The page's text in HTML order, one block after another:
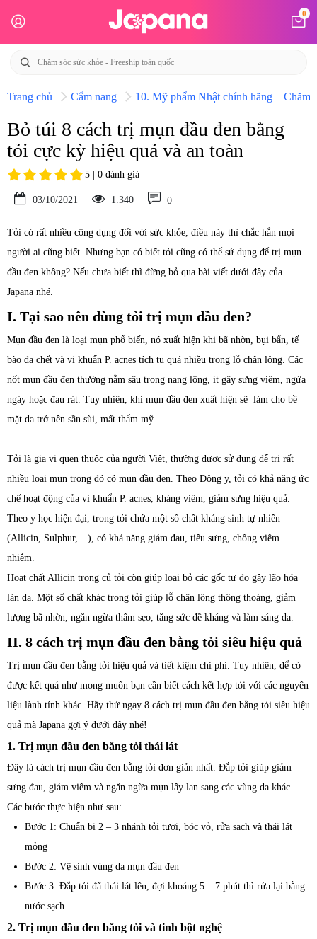
0
Trang chủ Cẩm nang 10. Mỹ phẩm Nhật chính hãng – Chăm
Bỏ túi 8 cách trị mụn đầu đen bằng
tỏi cực kỳ hiệu quả và an toàn
5 | 0 đánh giá
03/10/2021 1.340 0
Tỏi có rất nhiều công dụng đối với sức khỏe, điều này thì chắc hẳn mọi
người ai cũng biết. Nhưng bạn có biết tỏi cũng có thể sử dụng để trị mụn
đầu đen không? Nếu chưa biết thì đừng bỏ qua bài viết dưới đây của
Japana nhé.
I. Tại sao nên dùng tỏi trị mụn đầu đen?
Mụn đầu đen là loại mụn phổ biến, nó xuất hiện khi bã nhờn, bụi bẩn, tế
bào da chết và vi khuẩn P. acnes tích tụ quá nhiều trong lỗ chân lông. Các
nốt mụn đầu đen thường nằm sâu trong nang lông, ít gây sưng viêm, ngứa
ngáy hoặc đau rát. Tuy nhiên, khi mụn đầu đen xuất hiện sẽ làm cho bề
mặt da trở nên sần sùi, mất thẩm mỹ.
Tỏi là gia vị quen thuộc của người Việt, thường được sử dụng để trị rất
nhiều loại mụn trong đó có mụn đầu đen. Theo Đông y, tỏi có khả năng ức
chế hoạt động của vi khuẩn P. acnes, kháng viêm, giảm sưng hiệu quả.
Theo y học hiện đại, trong tỏi chứa một số chất kháng sinh tự nhiên
(Allicin, Sulphur,…), có khả năng giảm đau, tiêu sưng, chống viêm
nhiễm.
Hoạt chất Allicin trong củ tỏi còn giúp loại bỏ các gốc tự do gây lão hóa
làn da. Một số chất khác trong tỏi giúp lỗ chân lông thông thoáng, giảm
lượng bã nhờn, ngăn ngừa thâm sẹo, tăng sức đề kháng và làm sáng da.
II. 8 cách trị mụn đầu đen bằng tỏi siêu hiệu quả
Trị mụn đầu đen bằng tỏi hiệu quả và tiết kiệm chi phí. Tuy nhiên, để có
được kết quả như mong muốn bạn cần biết cách kết hợp tỏi với các nguyên
liệu lành tính khác. Hãy thử ngay 8 cách trị mụn đầu đen bằng tỏi siêu hiệu
quả mà Japana gợi ý dưới đây nhé!
1. Trị mụn đầu đen bằng tỏi thái lát
Đây là cách trị mụn đầu đen bằng tỏi đơn giản nhất. Đắp tỏi giúp giảm
sưng đau, giảm viêm và ngăn ngừa mụn lây lan sang các vùng da khác.
Các bước thực hiện như sau:
Bước 1: Chuẩn bị 2 – 3 nhánh tỏi tươi, bóc vỏ, rửa sạch và thái lát
mỏng
Bước 2: Vệ sinh vùng da mụn đầu đen
Bước 3: Đắp tỏi đã thái lát lên, đợi khoảng 5 – 7 phút thì rửa lại bằng
nước sạch
2. Trị mụn đầu đen bằng tỏi và tinh bột nghệ